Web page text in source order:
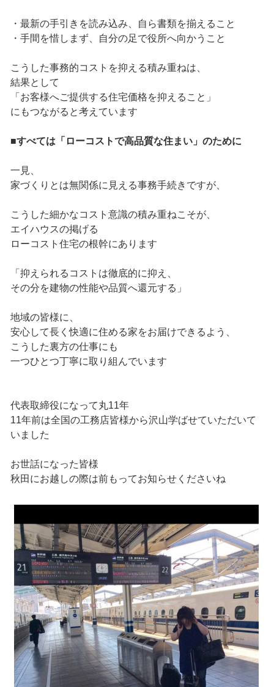
・最新の手引きを読み込み、自ら書類を揃えること
・手間を惜しまず、自分の足で役所へ向かうこと
こうした事務的コストを抑える積み重ねは、
結果として
「お客様へご提供する住宅価格を抑えること」
にもつながると考えています
■すべては「ローコストで高品質な住まい」のために
一見、
家づくりとは無関係に見える事務手続きですが、
こうした細かなコスト意識の積み重ねこそが、
エイハウスの掲げる
ローコスト住宅の根幹にあります
「抑えられるコストは徹底的に抑え、
その分を建物の性能や品質へ還元する」
地域の皆様に、
安心して長く快適に住める家をお届けできるよう、
こうした裏方の仕事にも
一つひとつ丁寧に取り組んでいます
代表取締役になって丸11年
11年前は全国の工務店皆様から沢山学ばせていただいて
いました
お世話になった皆様
秋田にお越しの際は前もってお知らせくださいね